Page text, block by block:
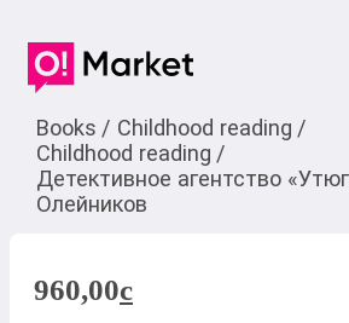
Books / Childhood reading /
Childhood reading /
Детективное агентство
Олейников
960,00c